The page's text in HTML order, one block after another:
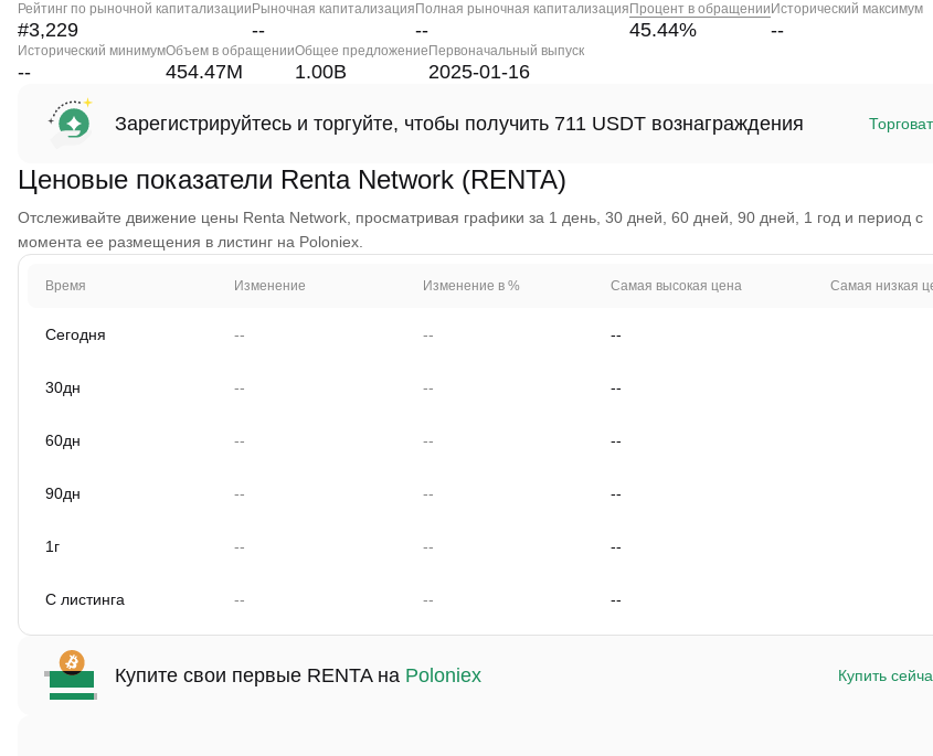
Рейтинг по рыночной капитализации
#3,229
Рыночная капитализация
--
Полная рыночная капитализация
--
Процент в обращении
45.44%
Исторический максимум
--
Исторический минимум
--
Объем в обращении
454.47M
Общее предложение
1.00B
Первоначальный выпуск
2025-01-16
Зарегистрируйтесь и торгуйте, чтобы получить 711 USDT вознаграждения
Ценовые показатели Renta Network (RENTA)
Отслеживайте движение цены Renta Network, просматривая графики за 1 день, 30 дней, 60 дней, 90 дней, 1 год и период с
момента ее размещения в листинг на Poloniex.
Время Изменение Изменение в % Самая высокая цена Самая низкая
Сегодня -- -- --
30дн -- -- --
60дн -- -- --
90дн -- -- --
1г -- -- --
С листинга -- -- --
Купите свои первые RENTA на Poloniex Купить